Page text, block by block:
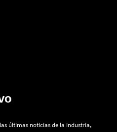
últimas noticias de la industria,